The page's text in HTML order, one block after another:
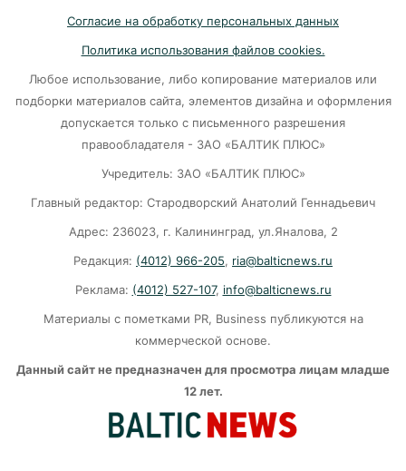
Уголь, мазут, газ – что спасёт Калининград
этой зимой?
Сказка, которую не захотели смотреть:
Калининграде
07-08-2026
В Калининграде из-за ямочного ремонта на К.
07-08-2026
Согласие на обработку персональных данных
Политика использования файлов cookies.
Любое использование, либо копирование материалов или
подборки материалов сайта, элементов дизайна и оформления
допускается только с письменного разрешения
правообладателя - ЗАО «БАЛТИК ПЛЮС»
Учредитель: ЗАО «БАЛТИК ПЛЮС»
Главный редактор: Стародворский Анатолий Геннадьевич
Адрес: 236023, г. Калининград, ул.Яналова, 2
Редакция: (4012) 966-205, ria@balticnews.ru
Реклама: (4012) 527-107, info@balticnews.ru
Материалы с пометками PR, Business публикуются на
коммерческой основе.
Данный сайт не предназначен для просмотра лицам младше
12 лет.